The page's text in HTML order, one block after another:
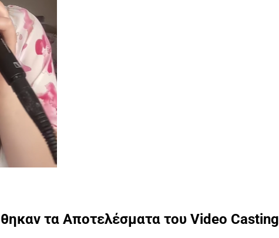
τα Αποτελέσματα του Video Casting